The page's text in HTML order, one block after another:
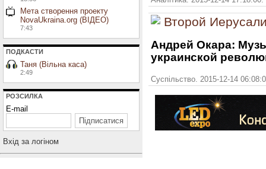
Мета створення проекту
NovaUkraina.org (ВІДЕО)
7:43
ПОДКАСТИ
Таня (Вільна каса)
2:49
РОЗСИЛКА
E-mail
Вхiд за логiном
Второй
Андрей Окара:
украинской
Суспільство. 2015-12-14